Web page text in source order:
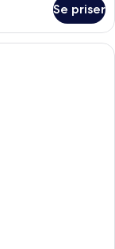
Se priser